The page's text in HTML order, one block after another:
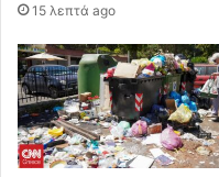
15 λεπτά ago